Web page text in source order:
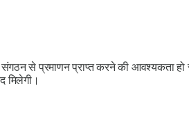
संगठन से प्रमाणन प्राप्त करने की आवश्यकता
मिलेगी।